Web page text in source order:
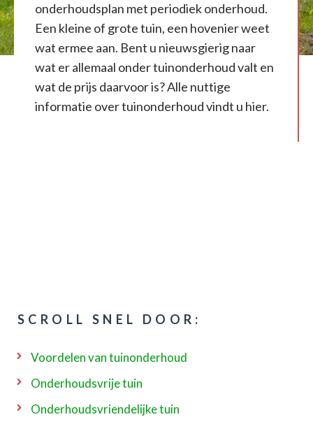
onderhoudsplan met periodiek onderhoud.
Een kleine of grote tuin, een hovenier weet
wat ermee aan. Bent u nieuwsgierig naar
wat er allemaal onder tuinonderhoud valt en
wat de prijs daarvoor is? Alle nuttige
informatie over tuinonderhoud vindt u hier.
SCROLL SNEL DOOR:
Voordelen van tuinonderhoud
Onderhoudsvrije tuin
Onderhoudsvriendelijke tuin